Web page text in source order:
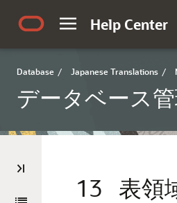
Help Center
Database / Japanese Translations /
データベース
13 表領